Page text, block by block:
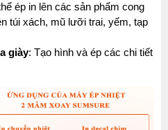
ép in lên các sản phẩm cong
túi xách, mũ lưỡi trai, yếm, tạp
giày: Tạo hình và ép các chi tiết